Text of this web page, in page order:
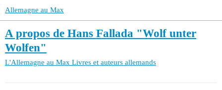
Allemagne au Max
A propos de Hans Fallada "Wolf unter
Wolfen"
L'Allemagne au Max Livres et auteurs allemands